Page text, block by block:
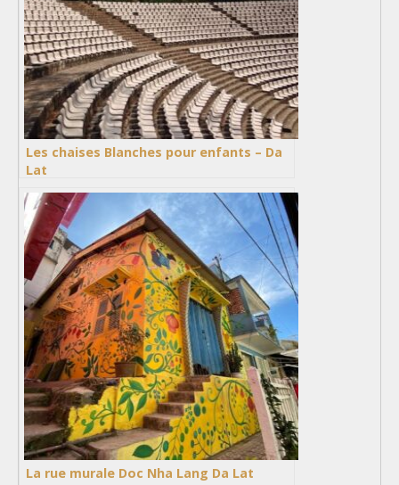
Les chaises Blanches pour enfants – Da
Lat
La rue murale Doc Nha Lang Da Lat